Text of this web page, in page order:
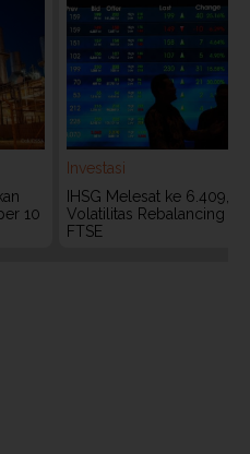
10
Investasi
IHSG Melesat ke 6.409,
Volatilitas Rebalancing
FTSE